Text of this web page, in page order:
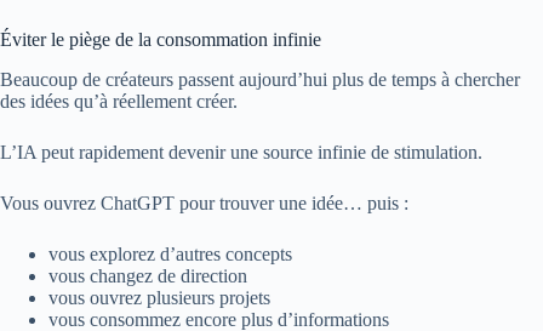
Éviter le piège de la consommation infinie
Beaucoup de créateurs passent aujourd’hui plus de temps à chercher
des idées qu’à réellement créer.
L’IA peut rapidement devenir une source infinie de stimulation.
Vous ouvrez ChatGPT pour trouver une idée… puis :
vous explorez d’autres concepts
vous changez de direction
vous ouvrez plusieurs projets
vous consommez encore plus d’informations